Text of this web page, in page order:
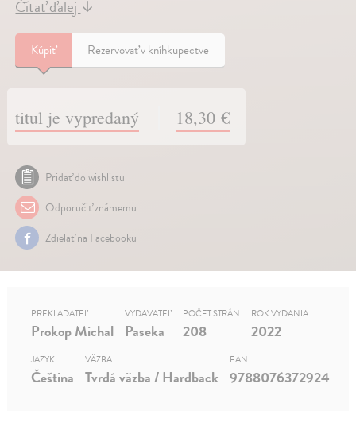
Čítať ďalej↓
Kúpiť Rezervovať v kníhkupectve
titul je vypredaný 18,30 €
Pridať do wishlistu
Odporučiť známemu
Zdielať na Facebooku
PREKLADATEĽ
Prokop Michal
VYDAVATEĽ
Paseka
POČET STRÁN
208
ROK VYDANIA
2022
JAZYK
Čeština
VÄZBA
Tvrdá väzba / Hardback
EAN
9788076372924